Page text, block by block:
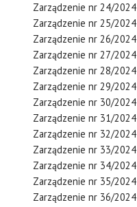
Zarządzenie nr 24/2024
Zarządzenie nr 25/2024
Zarządzenie nr 26/2024
Zarządzenie nr 27/2024
Zarządzenie nr 28/2024
Zarządzenie nr 29/2024
Zarządzenie nr 30/2024
Zarządzenie nr 31/2024
Zarządzenie nr 32/2024
Zarządzenie nr 33/2024
Zarządzenie nr 34/2024
Zarządzenie nr 35/2024
Zarządzenie nr 36/2024